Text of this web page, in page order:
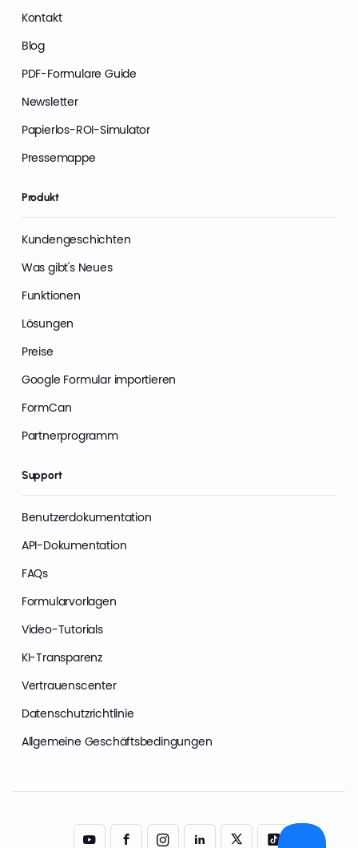
Kontakt
Blog
PDF-Formulare Guide
Newsletter
Papierlos-ROI-Simulator
Pressemappe
Produkt
Kundengeschichten
Was gibt's Neues
Funktionen
Lösungen
Preise
Google Formular importieren
FormCan
Partnerprogramm
Support
Benutzerdokumentation
API-Dokumentation
FAQs
Formularvorlagen
Video-Tutorials
KI-Transparenz
Vertrauenscenter
Datenschutzrichtlinie
Allgemeine Geschäftsbedingungen